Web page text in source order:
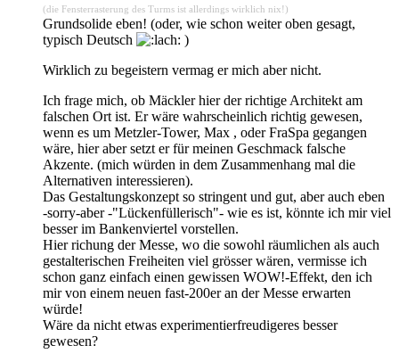
(die Fensterrasterung des Turms ist allerdings wirklich nix!)
Grundsolide eben! (oder, wie schon weiter oben gesagt,
typisch Deutsch
)
Wirklich zu begeistern vermag er mich aber nicht.
Ich frage mich, ob Mäckler hier der richtige Architekt am
falschen Ort ist. Er wäre wahrscheinlich richtig gewesen,
wenn es um Metzler-Tower, Max , oder FraSpa gegangen
wäre, hier aber setzt er für meinen Geschmack falsche
Akzente. (mich würden in dem Zusammenhang mal die
Alternativen interessieren).
Das Gestaltungskonzept so stringent und gut, aber auch eben
-sorry-aber -"Lückenfüllerisch"- wie es ist, könnte ich mir viel
besser im Bankenviertel vorstellen.
Hier richung der Messe, wo die sowohl räumlichen als auch
gestalterischen Freiheiten viel grösser wären, vermisse ich
schon ganz einfach einen gewissen WOW!-Effekt, den ich
mir von einem neuen fast-200er an der Messe erwarten
würde!
Wäre da nicht etwas experimentierfreudigeres besser
gewesen?